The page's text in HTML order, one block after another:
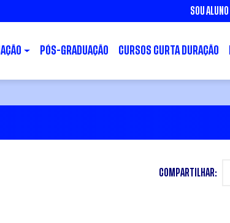
SOU ALUNO
PÓS-GRADUAÇÃO CURSOS CURTA DURAÇÃO
COMPARTILHAR: